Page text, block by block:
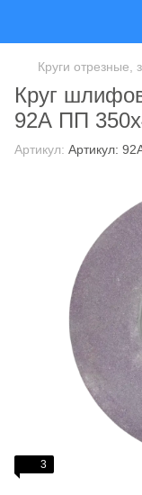
Круги
Круг
92А ПП
Артикул: Артикул:
3